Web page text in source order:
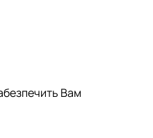
Вам